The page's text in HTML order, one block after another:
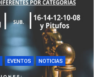
EVENTOS
NOTICIAS